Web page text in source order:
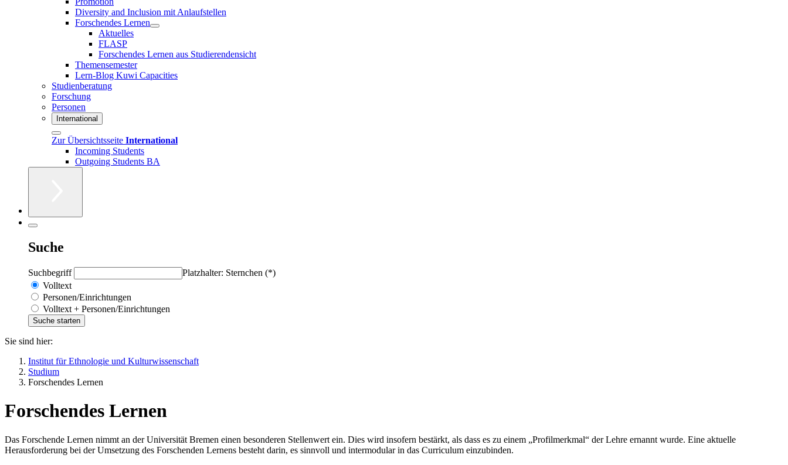
Diversity and Inclusion mit Anlaufstellen
Forschendes Lernen
Aktuelles
FLASP
Forschendes Lernen aus Studierendensicht
Themensemester
Lern-Blog Kuwi Capacities
Studienberatung
Forschung
Personen
International
Zur Übersichtsseite International
Incoming Students
Outgoing Students BA
Suche
Suchbegriff
Platzhalter: Sternchen (*)
Volltext
Personen/Einrichtungen
Volltext + Personen/Einrichtungen
Sie sind hier:
Institut für Ethnologie und Kulturwissenschaft
Studium
Forschendes Lernen
Forschendes Lernen
Das Forschende Lernen nimmt an der Universität Bremen einen besonderen Stellenwert ein. Dies wird insofern bestärkt, als dass es zu einem „Profilmerkmal“ der Lehre ernannt wurde. Eine aktuelle
Herausforderung bei der Umsetzung des Forschenden Lernens besteht darin, es sinnvoll und intermodular in das Curriculum einzubinden.